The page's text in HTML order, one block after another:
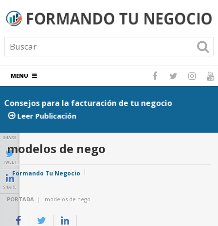
MENU
Consejos para la facturación de tu negocio
Leer Publicación
SHARE
TWEET
SHARE
modelos de nego
Formando Tu Negocio
PORTADA | modelos de nego